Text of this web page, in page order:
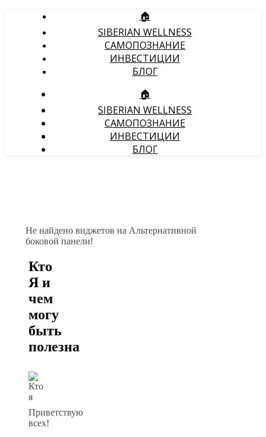
🏠
SIBERIAN WELLNESS
САМОПОЗНАНИЕ
ИНВЕСТИЦИИ
БЛОГ
🏠
SIBERIAN WELLNESS
САМОПОЗНАНИЕ
ИНВЕСТИЦИИ
БЛОГ
Не найдено виджетов на Альтернативной
боковой панели!
Кто
Я и
чем
могу
быть
полезна
Приветствую
всех!